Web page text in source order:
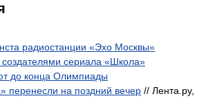
радиостанции «Эхо Москвы»
сериала «Школа»
до конца Олимпиады
перенесли на поздний вечер // Лента.ру,